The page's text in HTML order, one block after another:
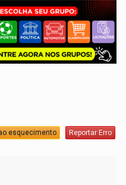
esquecimento Reportar Erro